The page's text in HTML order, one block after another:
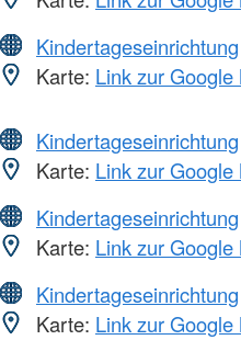
Kindertageseinrichtung
Karte: Link zur
Kindertageseinrichtung
Karte: Link zur
Kindertageseinrichtung
Karte: Link zur
Kindertageseinrichtung
Karte: Link zur